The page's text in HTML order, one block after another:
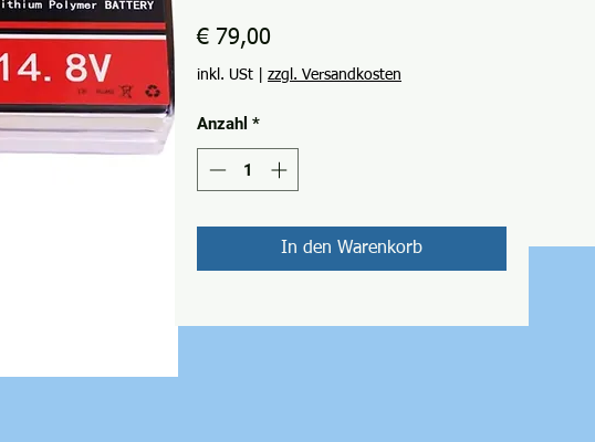
€ 79,00Preis
inkl. USt zzgl. Versandkosten
Anzahl *
In den Warenkorb